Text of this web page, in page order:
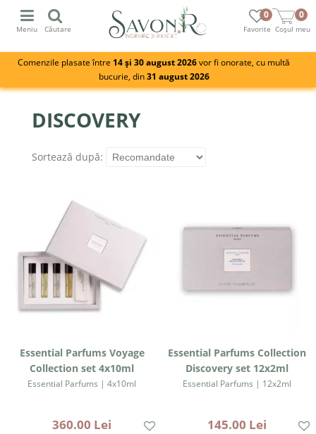
Favorite
0
Coșul meu
0
Meniu Căutare
Comenzile plasate între 14 și 30 august 2026vor fi onorate, cu multă
bucurie, din31 august 2026
DISCOVERY
Sortează după:
Essential Parfums Voyage
Collection set 4x10ml
Essential Parfums | 4x10ml
360.00 Lei
Essential Parfums Collection
Discovery set 12x2ml
Essential Parfums | 12x2ml
145.00 Lei